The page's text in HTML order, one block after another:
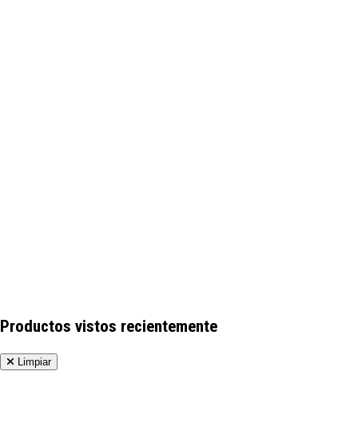
Productos vistos recientemente
Limpiar